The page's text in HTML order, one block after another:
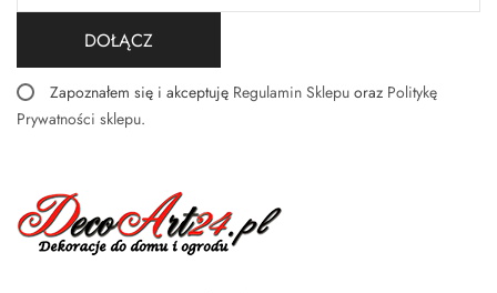
DOŁĄCZ
Zapoznałem się i akceptuję Regulamin Sklepu oraz Politykę
Prywatności sklepu.